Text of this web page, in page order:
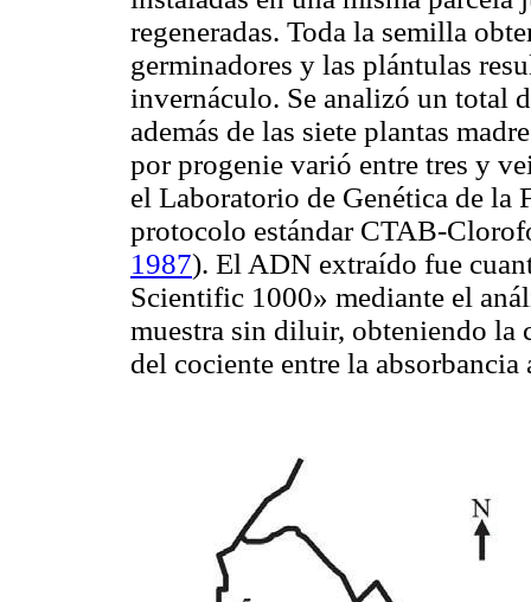
regeneradas. Toda la semilla
germinadores y las plántulas
invernáculo. Se analizó un total
además de las siete plantas
por progenie varió entre tres y
el Laboratorio de Genética de la
protocolo estándar CTAB-
1987). El ADN extraído fue
Scientific 1000» mediante el
muestra sin diluir, obteniendo
del cociente entre la